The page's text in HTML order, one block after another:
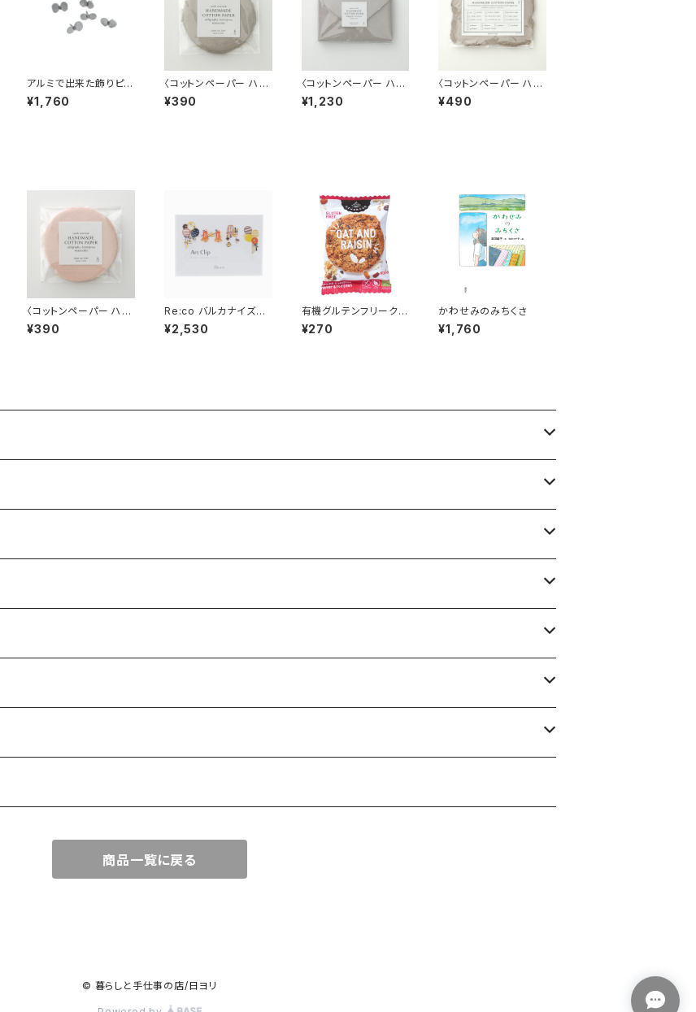
アルミで出来た飾りピン
バタフライ（蝶々） 5個入
／BOX入
¥1,760
〈コットンペーパー ハン
ドメイド 日本製〉ラウン
ドカード グレージュ
¥390
〈コットンペーパー ハン
ドメイド 日本製〉 Sサ
イズ封筒 グレージュ
¥1,230
〈コットンペーパー ハン
ドメイド 日本製〉 Sサ
イズカード グレージュ
¥490
〈コットンペーパー ハン
ドメイド 日本製〉ラウン
ドカード ブラッシュピ
¥390
Re:co バルカナイズド
¥2,530
有機グルテンフリークッ
キー オーツ麦レーズ
ン 1枚
¥270
かわせみのみちくさ
¥1,760
商品一覧に戻る
© 暮らしと手仕事の店/日ヨリ